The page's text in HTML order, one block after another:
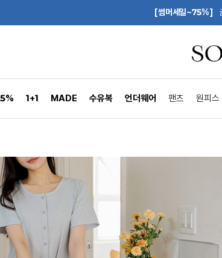
[썸머세일~75%]
1+1 MADE 수유복 언더웨어 팬츠 원피스